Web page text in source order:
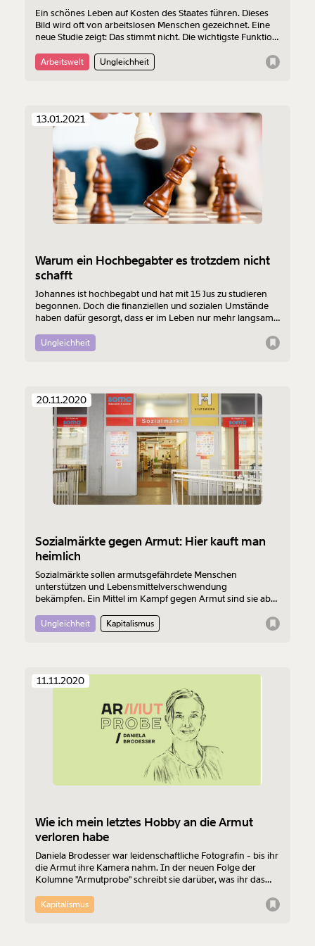
Ein schönes Leben auf Kosten des Staates führen. Dieses
Bild wird oft von arbeitslosen Menschen gezeichnet. Eine
neue Studie zeigt: Das stimmt nicht. Die wichtigste Funktion
reicht das Geld nicht einmal für das Nötigste, zeigt die
Untersuchung von SORA im Auftrag des Momentum
Arbeitswelt Ungleichheit
13.01.2021
Warum ein Hochbegabter es trotzdem nicht
schafft
Johannes ist hochbegabt und hat mit 15 Jus zu studieren
begonnen. Doch die finanziellen und sozialen Umstände
haben dafür gesorgt, dass er im Leben nur mehr langsam
Ungleichheit
20.11.2020
Sozialmärkte gegen Armut: Hier kauft man
heimlich
Sozialmärkte sollen armutsgefährdete Menschen
unterstützen und Lebensmittelverschwendung
bekämpfen. Ein Mittel im Kampf gegen Armut sind sie aber
Ungleichheit Kapitalismus
11.11.2020
Wie ich mein letztes Hobby an die Armut
verloren habe
Daniela Brodesser war leidenschaftliche Fotografin - bis ihr
die Armut ihre Kamera nahm. In der neuen Folge der
Kolumne "Armutprobe" schreibt sie darüber, was ihr das
Luxus sein sollte.
Kapitalismus